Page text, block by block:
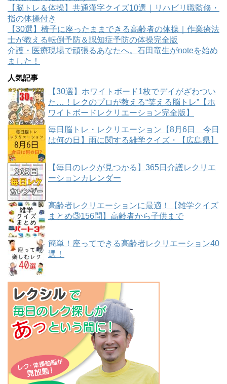
【脳トレ＆体操】共通漢字クイズ10選｜リハビリ職監修・
指の体操付き
【30選】椅子に座ったままできる高齢者の体操｜作業療法
士が教える転倒予防＆認知症予防の体操完全版
介護・医療現場で頑張るあなたへ。石田竜生がnoteを始め
ました！
人気記事
【30選】ホワイトボード1枚でデイがざわつい
た…！レクのプロが教える“笑える脳トレ”【ホ
ワイトボードレクリエーション完全版】
毎日脳トレ・レクリエーション【8月6日 今日
は何の日】雨に関する雑学クイズ・【広島県】
【毎日のレクが見つかる】365日介護レクリエ
ーションカレンダー
高齢者レクリエーションに最適！【雑学クイズ
まとめ③156問】高齢者から子供まで
簡単！座ってできる高齢者レクリエーション40
選！